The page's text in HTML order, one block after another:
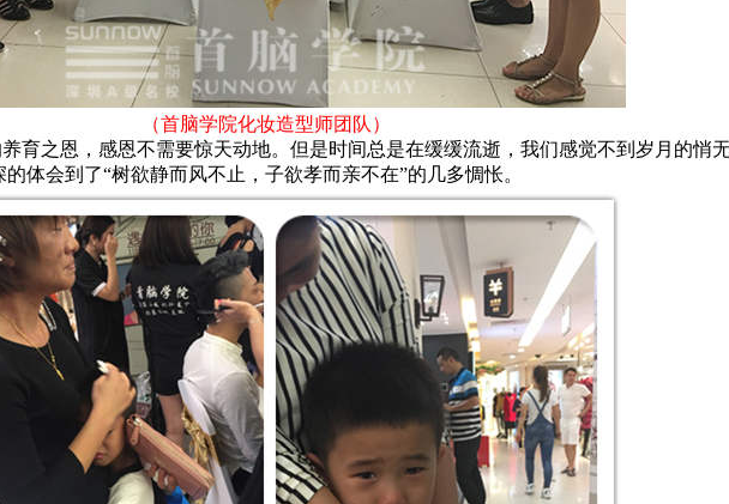
（首脑学院化妆造型师团队）
之恩，感恩不需要惊天动地。但是时间总是在缓缓流逝，我们感觉不到岁月的悄
体会到了“树欲静而风不止，子欲孝而亲不在”的几多惆怅。